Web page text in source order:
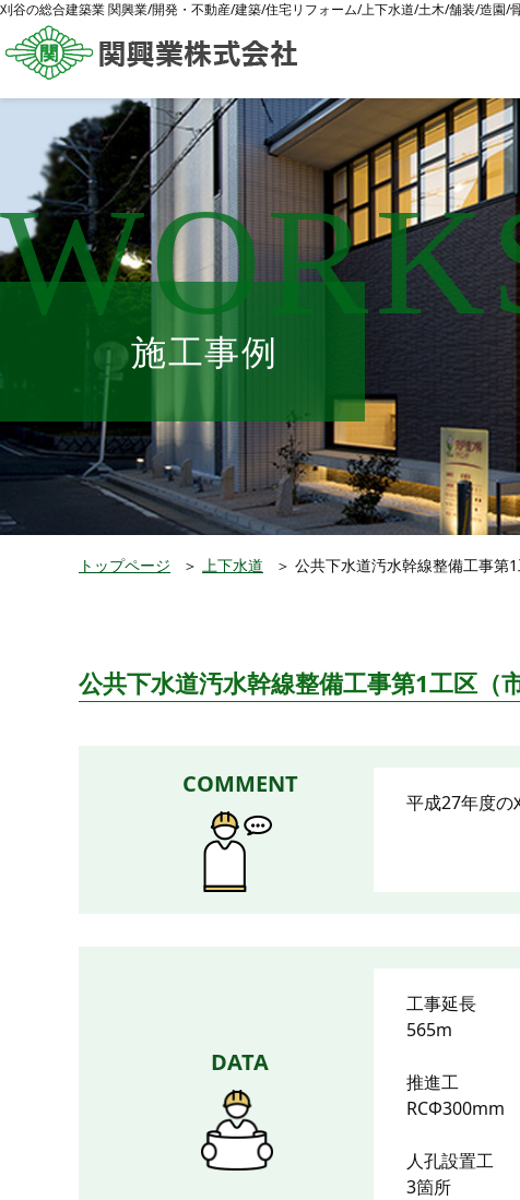
刈谷の総合建築業 関興業/開発・不動産/建築/住宅リフォーム/上下水道/土木/舗装/造園/
施工事例
トップページ ＞ 上下水道 ＞ 公共下水道汚水幹線整備工事第1
公共下水道汚水幹線整備工事第1工区（
COMMENT
平成27年度の
DATA
工事延長
565m
推進工
人孔設置工
3箇所